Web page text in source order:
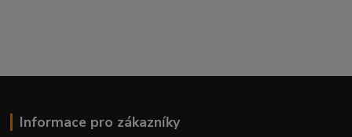
Informace pro zákazníky